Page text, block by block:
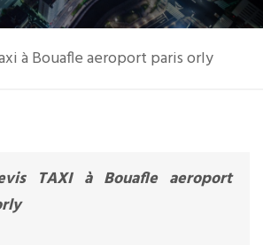
à Bouafle aeroport paris orly
TAXI à Bouafle aeroport